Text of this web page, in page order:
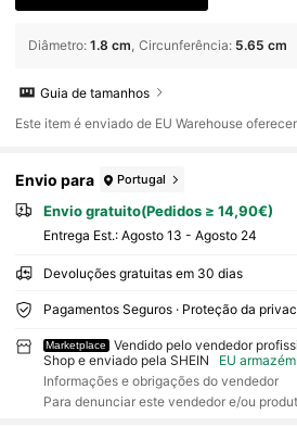
Diâmetro: 1.8 cm Circunferência: 5.65 cm
Guia de tamanhos
Este item é enviado de EU Warehouse
Envio para Portugal
Envio gratuito(Pedidos ≥ 14,90€)
Entrega Est.: Agosto 13 - Agosto 24
Devoluções gratuitas em 30 dias
Pagamentos Seguros · Proteção da
Marketplace
Vendido pelo vendedor
Shop e enviado pela SHEIN
EU armazém
Informações e obrigações do vendedor
Para denunciar este vendedor e/ou